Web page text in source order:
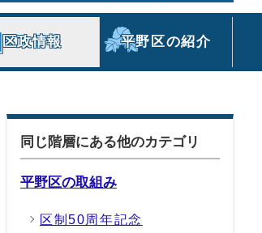
区政情報 平野区の紹介
同じ階層にある他のカテゴリ
平野区の取組み
区制50周年記念